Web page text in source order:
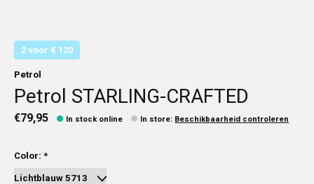
2 voor € 120
Petrol
Petrol STARLING-CRAFTED
€79,95 In stock online In store: Beschikbaarheid controleren
Color: *